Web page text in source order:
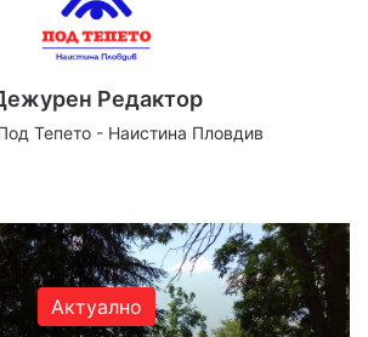
Редактор
Тепето - Наистина Пловдив
Актуално